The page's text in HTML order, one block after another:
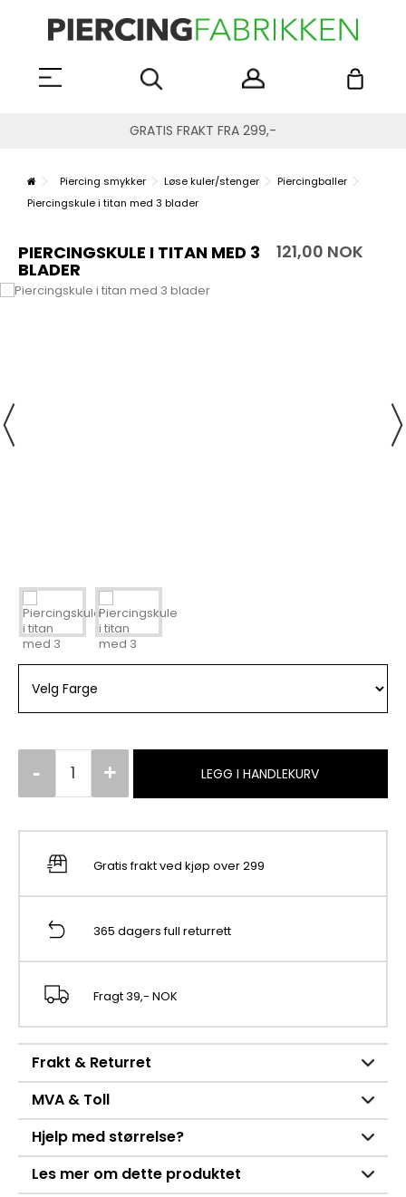
GRATIS FRAKT FRA 299,-
Piercing smykker Løse kuler/stenger
Piercingballer
Piercingskule i titan med 3 blader
PIERCINGSKULE I TITAN MED 3
BLADER
121,00 NOK
LEGG I HANDLEKURV
Gratis frakt ved kjøp over 299
365 dagers full returrett
Fragt 39,- NOK
Frakt & Returret
MVA & Toll
Hjelp med størrelse?
Les mer om dette produktet